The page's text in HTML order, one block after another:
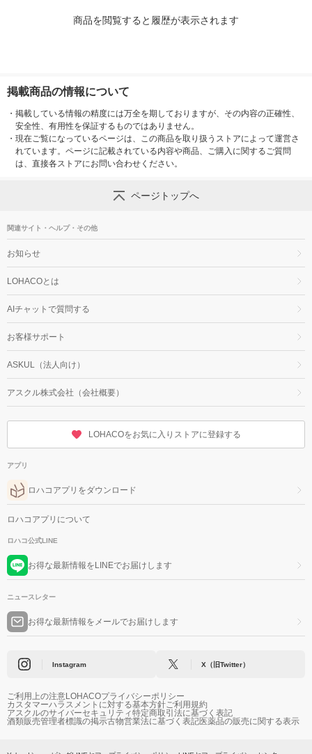
商品を閲覧すると履歴が表示されます
掲載商品の情報について
・ 掲載している情報の精度には万全を期しておりますが、その内容の正確性、
安全性、有用性を保証するものではありません。
・ 現在ご覧になっているページは、この商品を取り扱うストアによって運営さ
れています。ページに記載されている内容や商品、ご購入に関するご質問
は、直接各ストアにお問い合わせください。
ページトップへ
関連サイト・ヘルプ・その他
お知らせ
LOHACOとは
AIチャットで質問する
お客様サポート
ASKUL（法人向け）
アスクル株式会社（会社概要）
LOHACOをお気に入りストアに登録する
アプリ
ロハコアプリをダウンロード
ロハコアプリについて
ロハコ公式LINE
お得な最新情報をLINEでお届けします
ニュースレター
お得な最新情報をメールでお届けします
Instagram X（旧Twitter）
ご利用上の注意LOHACOプライバシーポリシー
カスタマーハラスメントに対する基本方針ご利用規約
アスクルのサイバーセキュリティ特定商取引法に基づく表記
酒類販売管理者標識の掲示古物営業法に基づく表記医薬品の販売に関する表示